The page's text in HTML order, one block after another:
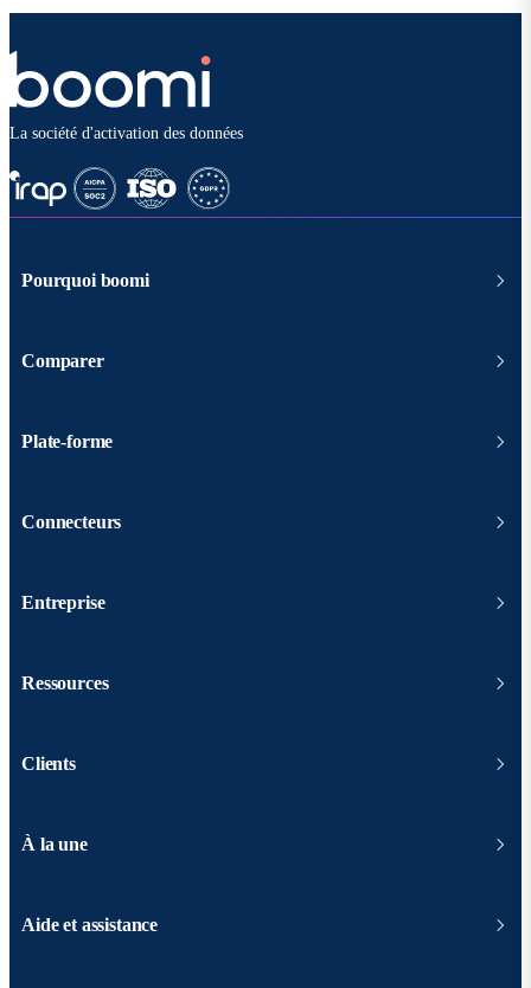
La société d'activation des données
Pourquoi boomi
Comparer
Plate-forme
Connecteurs
Entreprise
Ressources
Clients
À la une
Aide et assistance